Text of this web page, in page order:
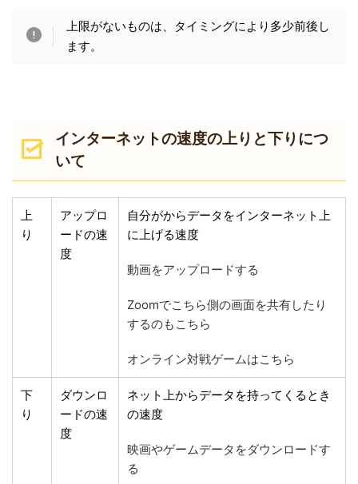
上限がないものは、タイミングにより多少前後し
ます。
インターネットの速度の上りと下りにつ
いて
上
り
アップロ
ードの速
度
自分がからデータをインターネット上
に上げる速度
動画をアップロードする
Zoomでこちら側の画面を共有したり
するのもこちら
オンライン対戦ゲームはこちら
下
り
ダウンロ
ードの速
度
ネット上からデータを持ってくるとき
の速度
映画やゲームデータをダウンロードす
る